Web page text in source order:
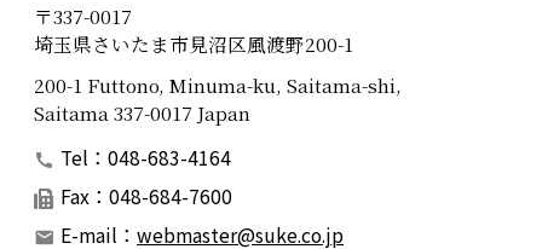
〒337-0017
埼玉県さいたま市見沼区風渡野200-1
200-1 Futtono, Minuma-ku, Saitama-shi,
Saitama 337-0017 Japan
Tel：048-683-4164
Fax：048-684-7600
E-mail： webmaster@suke.co.jp